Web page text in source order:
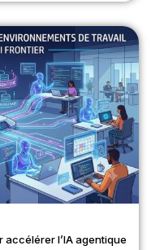
accélérer l’IA agentique